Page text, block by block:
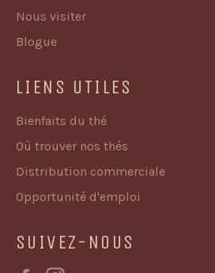
Nous visiter
Blogue
LIENS UTILES
Bienfaits du thé
Où trouver nos thés
Distribution commerciale
Opportunité d'emploi
SUIVEZ-NOUS